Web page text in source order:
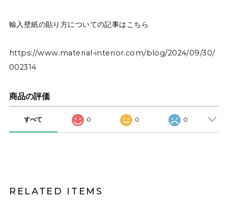
輸入壁紙の貼り方についての記事はこちら
https://www.material-interior.com/blog/2024/09/30/
002314
商品の評価
すべて 0 0 0
RELATED ITEMS